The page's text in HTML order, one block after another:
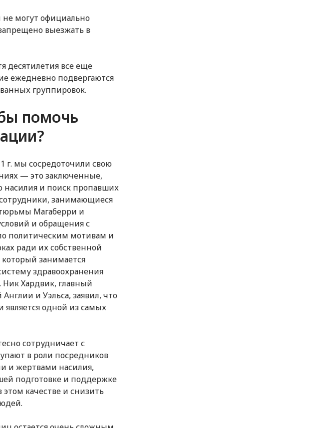
могут официально
выезжать в
десятилетия все еще
ежедневно подвергаются
группировок.
помочь
г. мы сосредоточили свою
— это заключенные,
насилия и поиск пропавших
занимающиеся
Магаберри и
и обращения с
политическим мотивам и
ради их собственной
который занимается
здравоохранения
Хардвик, главный
и Уэльса, заявил, что
является одной из самых
сотрудничает с
в роли посредников
и жертвами насилия,
подготовке и поддержке
качестве и снизить